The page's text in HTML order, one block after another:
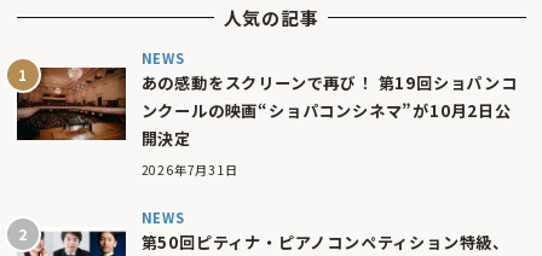
人気の記事
NEWS
あの感動をスクリーンで再び！ 第19回ショパンコ
ンクールの映画“ショパコンシネマ”が10月2日公
開決定
2026年7月31日
NEWS
第50回ピティナ・ピアノコンペティション特級、